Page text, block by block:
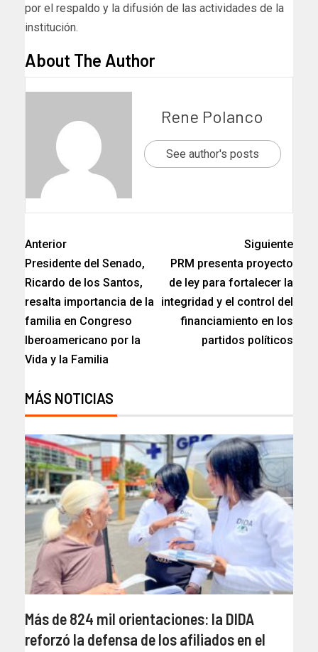
por el respaldo y la difusión de las actividades de la
institución.
About The Author
Rene Polanco
See author's posts
Anterior
Presidente del Senado,
Ricardo de los Santos,
resalta importancia de la
familia en Congreso
Iberoamericano por la
Vida y la Familia
Siguiente
PRM presenta proyecto
de ley para fortalecer la
integridad y el control del
financiamiento en los
partidos políticos
MÁS NOTICIAS
Más de 824 mil orientaciones: la DIDA
reforzó la defensa de los afiliados en el